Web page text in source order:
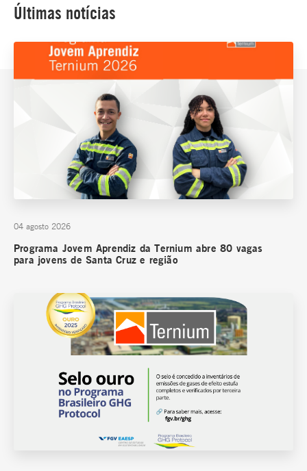
Últimas notícias
04 agosto 2026
Programa Jovem Aprendiz da Ternium abre 80 vagas
para jovens de Santa Cruz e região